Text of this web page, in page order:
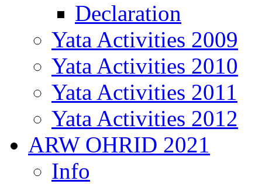
Declaration
Yata Activities 2009
Yata Activities 2010
Yata Activities 2011
Yata Activities 2012
ARW OHRID 2021
Info